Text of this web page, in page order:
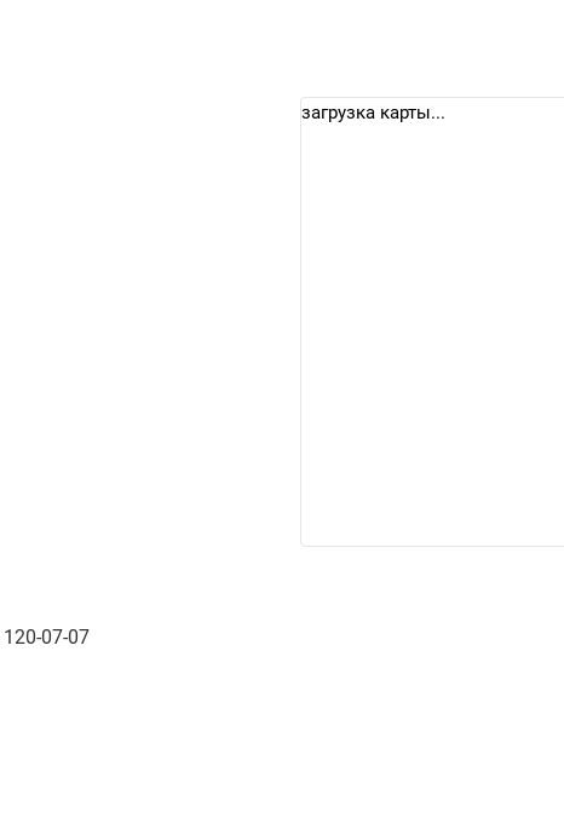
07-07
загрузка карты...